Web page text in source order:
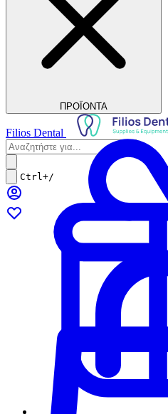
ΠΡΟΪΟΝΤΑ
Filios Dental
Ctrl+/